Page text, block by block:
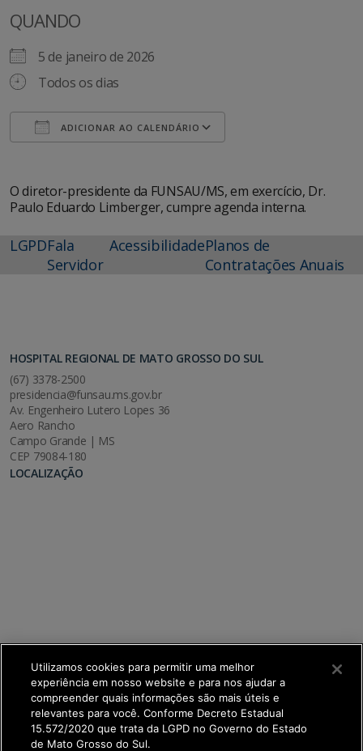
QUANDO
5 de janeiro de 2026
Todos os dias
ADICIONAR AO CALENDÁRIO
O diretor-presidente da FUNSAU/MS, em exercício, Dr.
Paulo Eduardo Limberger, cumpre agenda interna.
LGPDFala
Servidor
AcessibilidadePlanos de
Contratações Anuais
HOSPITAL REGIONAL DE MATO GROSSO DO SUL
(67) 3378-2500
presidencia@funsau.ms.gov.br
Av. Engenheiro Lutero Lopes 36
Aero Rancho
Campo Grande | MS
CEP 79084-180
LOCALIZAÇÃO
Utilizamos cookies para permitir uma melhor
experiência em nosso website e para nos ajudar a
compreender quais informações são mais úteis e
relevantes para você. Conforme Decreto Estadual
15.572/2020 que trata da LGPD no Governo do Estado
de Mato Grosso do Sul.